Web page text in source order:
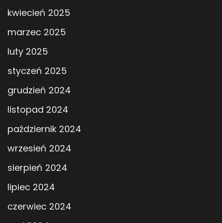
kwiecień 2025
marzec 2025
luty 2025
styczeń 2025
grudzień 2024
listopad 2024
październik 2024
wrzesień 2024
sierpień 2024
lipiec 2024
czerwiec 2024